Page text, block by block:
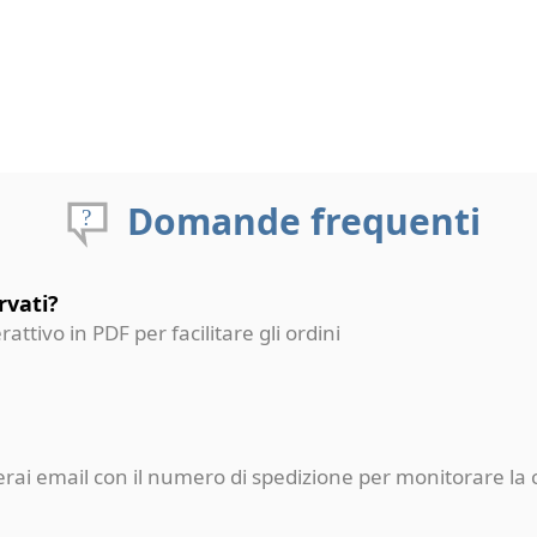
Domande frequenti
in PDF per facilitare gli ordini
email con il numero di spedizione per monitorare la